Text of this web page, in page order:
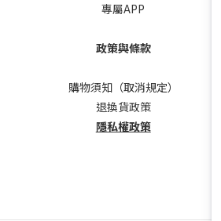
專屬APP
政策與條款
購物須知（取消規定）
退換貨政策
隱私權政策